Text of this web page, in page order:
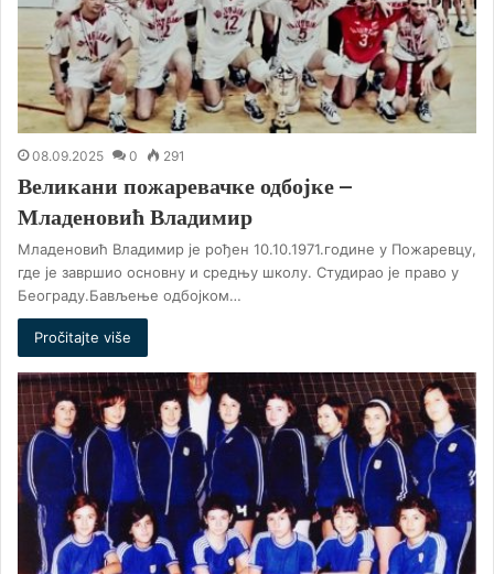
08.09.2025 0 291
Великани пожаревачке одбојке –
Младеновић Владимир
Младеновић Владимир је рођен 10.10.1971.године у Пожаревцу,
где је завршио основну и средњу школу. Студирао је право у
Београду.Бављење одбојком…
Pročitajte više